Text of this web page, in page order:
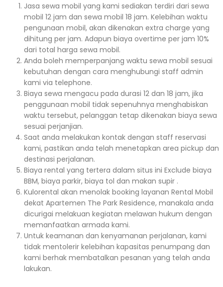
Jasa sewa mobil yang kami sediakan terdiri dari sewa
mobil 12 jam dan sewa mobil 18 jam. Kelebihan waktu
pengunaan mobil, akan dikenakan extra charge yang
dihitung per jam. Adapun biaya overtime per jam 10%
dari total harga sewa mobil.
Anda boleh memperpanjang waktu sewa mobil sesuai
kebutuhan dengan cara menghubungi staff admin
kami via telephone.
Biaya sewa mengacu pada durasi 12 dan 18 jam, jika
penggunaan mobil tidak sepenuhnya menghabiskan
waktu tersebut, pelanggan tetap dikenakan biaya sewa
sesuai perjanjian.
Saat anda melakukan kontak dengan staff reservasi
kami, pastikan anda telah menetapkan area pickup dan
destinasi perjalanan.
Biaya rental yang tertera dalam situs ini Exclude biaya
BBM, biaya parkir, biaya tol dan makan supir .
Kulorental akan menolak booking layanan Rental Mobil
dekat Apartemen The Park Residence, manakala anda
dicurigai melakuan kegiatan melawan hukum dengan
memanfaatkan armada kami.
Untuk keamanan dan kenyamanan perjalanan, kami
tidak mentolerir kelebihan kapasitas penumpang dan
kami berhak membatalkan pesanan yang telah anda
lakukan.